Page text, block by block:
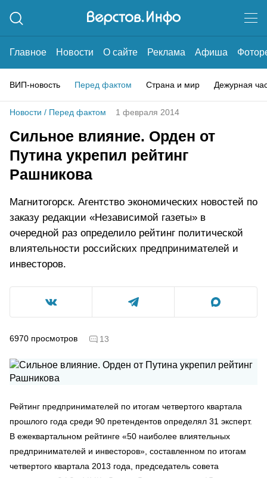
Главное Новости О сайте Реклама Афиша
ВИП-новость Перед фактом Страна и мир Дежурная
Новости / Перед фактом 1 февраля 2014
Сильное влияние. Орден от
Путина укрепил рейтинг
Рашникова
Магнитогорск. Агентство экономических новостей по
заказу редакции «Независимой газеты» в
очередной раз определило рейтинг политической
влиятельности российских предпринимателей и
инвесторов.
6970 просмотров 13
Рейтинг предпринимателей по итогам четвертого квартала
прошлого года среди 90 претендентов определял 31 эксперт.
В ежеквартальном рейтинге «50 наиболее влиятельных
предпринимателей и инвесторов», составленном по итогам
четвертого квартала 2013 года, председатель совета